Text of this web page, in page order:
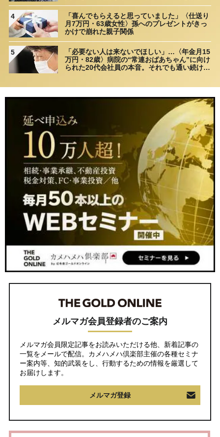
4
「喜んでもらえると思っていました」〈仕送り
月7万円・63歳女性〉孫へのプレゼントがきっ
かけで崩れた親子関係
5
「必要ない人は来ないでほしい」…〈年金月15
万円・82歳〉病院の“常連おばあちゃん”に向け
られた20代会社員の本音。それでも通い続ける
メルマガ会員登録者のご案内
メルマガ会員限定記事をお読みいただける他、新着記事の
一覧をメールで配信。カメハメハ倶楽部主催の各種セミナ
ー案内等、知的武装をし、行動するための情報を厳選して
お届けします。
メルマガ登録